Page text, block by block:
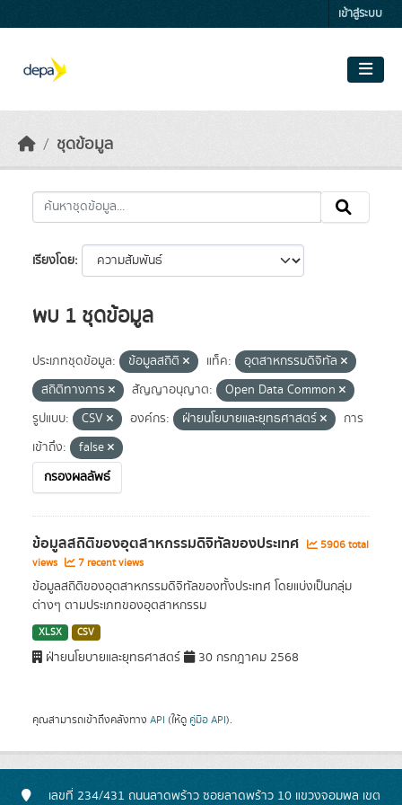
เข้าสู่ระบบ
ชุดข้อมูล
เรียงโดย
พบ 1 ชุดข้อมูล
ประเภทชุดข้อมูล: ข้อมูลสถิติ แท็ค:
อุตสาหกรรมดิจิทัล
สถิติทางการ
สัญญาอนุญาต:
Open Data Common
รูปแบบ:
CSV องค์กร: ฝ่ายนโยบายและยุทธศาสตร์
การ
เข้าถึง:
false
กรองผลลัพธ์
ข้อมูลสถิติของอุตสาหกรรมดิจิทัลของประเทศ
5906 total
views
7 recent views
ข้อมูลสถิติของอุตสาหกรรมดิจิทัลของทั้งประเทศ โดยแบ่งเป็นกลุ่ม
ต่างๆ ตามประเภทของอุตสาหกรรม
XLSX CSV
ฝ่ายนโยบายและยุทธศาสตร์ 30 กรกฎาคม 2568
คุณสามารถเข้าถึงคลังทาง API (ให้ดู คู่มือ API).
เลขที่ 234/431 ถนนลาดพร้าว ซอยลาดพร้าว 10 แขวงจอมพล เขต